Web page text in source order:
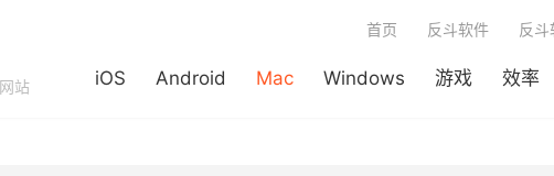
站
iOS Android Mac Windows 游戏 效率
首页 反斗软件 反